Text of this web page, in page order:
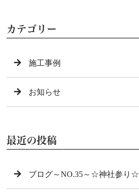
カテゴリー
施工事例
お知らせ
最近の投稿
ブログ～NO.35～☆神社参り☆